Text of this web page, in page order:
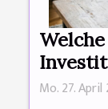
Mo. 27. April